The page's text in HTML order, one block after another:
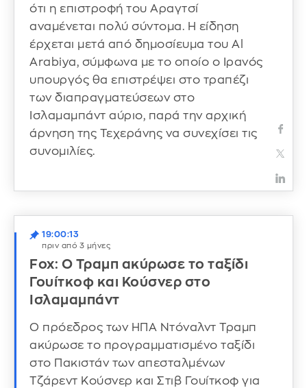
ότι η επιστροφή του Αραγτσί
αναμένεται πολύ σύντομα. Η είδηση
έρχεται μετά από δημοσίευμα του Al
Arabiya, σύμφωνα με το οποίο ο Ιρανός
υπουργός θα επιστρέψει στο τραπέζι
των διαπραγματεύσεων στο
Ισλαμαμπάντ αύριο, παρά την αρχική
άρνηση της Τεχεράνης να συνεχίσει τις
συνομιλίες.
19:00:13
πριν από 3 μήνες
Fox: O Τραμπ ακύρωσε το ταξίδι
Γουίτκοφ και Κούσνερ στο
Ισλαμαμπάντ
Ο πρόεδρος των ΗΠΑ Ντόναλντ Τραμπ
ακύρωσε το προγραμματισμένο ταξίδι
στο Πακιστάν των απεσταλμένων
Τζάρεντ Κούσνερ και Στιβ Γουίτκοφ για